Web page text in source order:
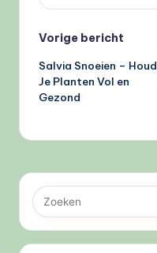
Bericht
navigatie
Vorige bericht
Salvia Snoeien – Houd
Je Planten Vol en
Gezond